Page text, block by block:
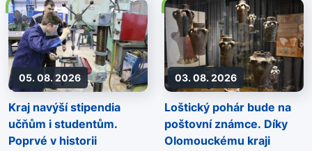
05. 08. 2026
Kraj navýší stipendia
učňům i studentům.
Poprvé v historii
03. 08. 2026
Loštický pohár bude na
poštovní známce. Díky
Olomouckému kraji